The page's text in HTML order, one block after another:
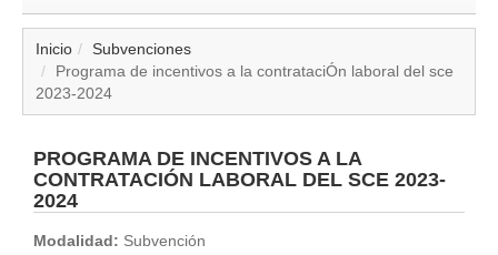
Inicio
Subvenciones
Programa de incentivos a la contrataciÓn laboral del sce
2023-2024
PROGRAMA DE INCENTIVOS A LA
CONTRATACIÓN LABORAL DEL SCE 2023-
2024
Modalidad: Subvención